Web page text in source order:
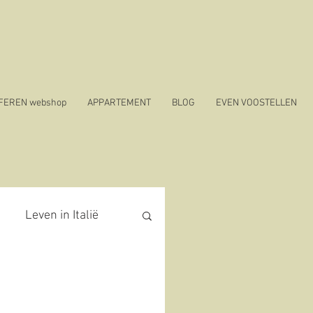
webshop APPARTEMENT BLOG EVEN VOOSTELLEN
Leven in Italië